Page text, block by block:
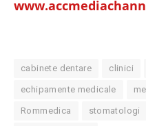
cabinete dentare clinici
echipamente medicale
Rommedica stomatologi